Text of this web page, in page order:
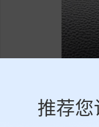
推荐您